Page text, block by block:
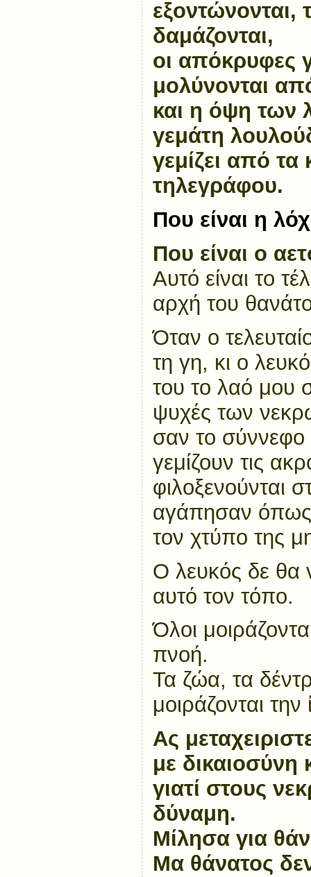
εξοντώνονται,
δαμάζονται,
οι απόκρυφες
μολύνονται
και η όψη των
γεμάτη
γεμίζει από
τηλεγράφου.
Που είναι η
Που είναι ο
Αυτό είναι το
αρχή του
Όταν ο
τη γη, κι ο
του το λαό μου
ψυχές των
σαν το
γεμίζουν τις
φιλοξενούνται
αγάπησαν
τον χτύπο της
Ο λευκός δε θα
αυτό τον τόπο.
Όλοι
πνοή.
Τα ζώα, τα
μοιράζονται
Ας
με δικαιοσύνη
γιατί στους
δύναμη.
Μίλησα για
Μα θάνατος